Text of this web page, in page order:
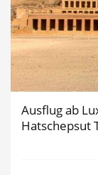
Ausflug ab
Hatschepsut